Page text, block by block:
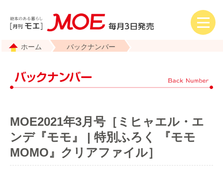
ホーム バックナンバー
MOE2021年3月号［ミヒャエル・エ
ンデ『モモ』 | 特別ふろく 『モモ
MOMO』クリアファイル］